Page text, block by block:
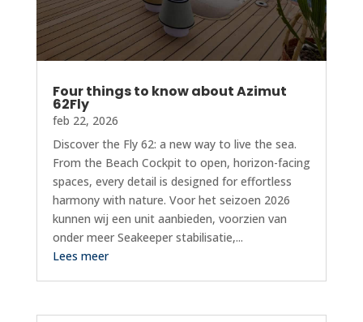
Four things to know about Azimut
62Fly
feb 22, 2026
Discover the Fly 62: a new way to live the sea.
From the Beach Cockpit to open, horizon-facing
spaces, every detail is designed for effortless
harmony with nature. Voor het seizoen 2026
kunnen wij een unit aanbieden, voorzien van
onder meer Seakeeper stabilisatie,...
Lees meer